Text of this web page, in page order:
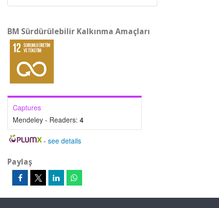
BM Sürdürülebilir Kalkınma Amaçları
Captures
Mendeley - Readers: 4
- see details
Paylaş